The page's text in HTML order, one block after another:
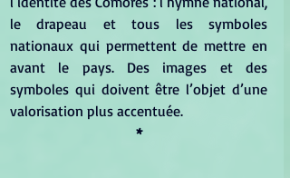
le drapeau et tous les symboles
nationaux qui permettent de mettre en
avant le pays. Des images et des
symboles qui doivent être l’objet d’une
valorisation plus accentuée.
*